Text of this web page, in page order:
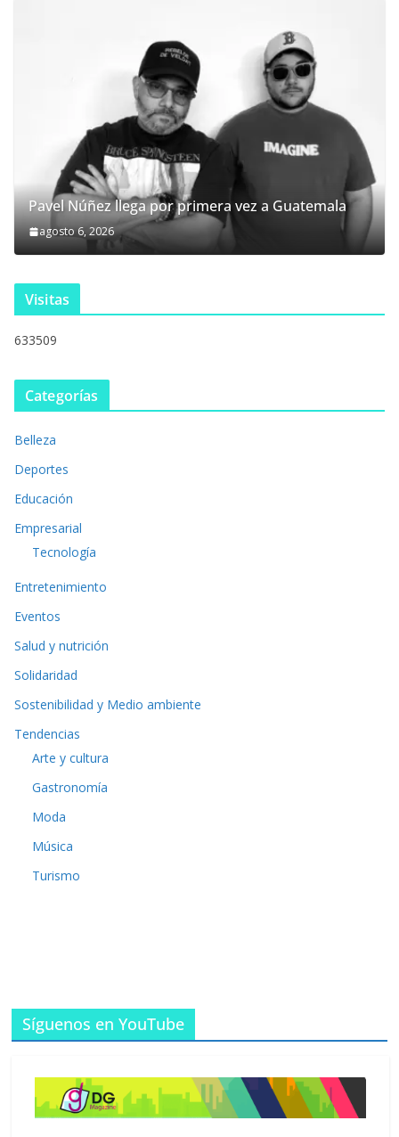
Pavel Núñez llega por primera vez a Guatemala
agosto 6, 2026
Visitas
633509
Categorías
Belleza
Deportes
Educación
Empresarial
Tecnología
Entretenimiento
Eventos
Salud y nutrición
Solidaridad
Sostenibilidad y Medio ambiente
Tendencias
Arte y cultura
Gastronomía
Moda
Música
Turismo
Síguenos en YouTube